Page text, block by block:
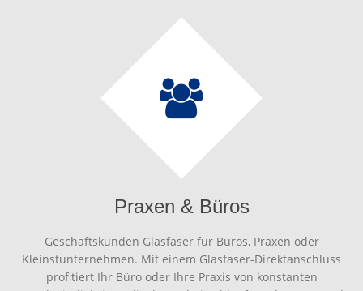
Praxen & Büros
Geschäftskunden Glasfaser für Büros, Praxen oder
Kleinstunternehmen. Mit einem Glasfaser-Direktanschluss
profitiert Ihr Büro oder Ihre Praxis von konstanten